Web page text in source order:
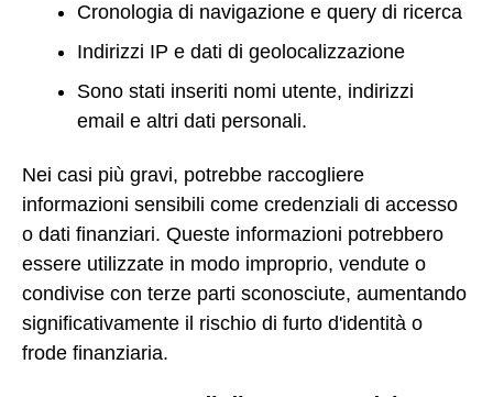
Cronologia di navigazione e query di ricerca
Indirizzi IP e dati di geolocalizzazione
Sono stati inseriti nomi utente, indirizzi
email e altri dati personali.
Nei casi più gravi, potrebbe raccogliere
informazioni sensibili come credenziali di accesso
o dati finanziari. Queste informazioni potrebbero
essere utilizzate in modo improprio, vendute o
condivise con terze parti sconosciute, aumentando
significativamente il rischio di furto d'identità o
frode finanziaria.